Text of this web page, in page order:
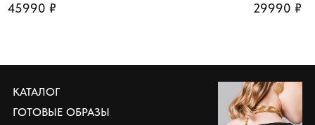
45990 ₽ 29990 ₽
КАТАЛОГ
ГОТОВЫЕ ОБРАЗЫ